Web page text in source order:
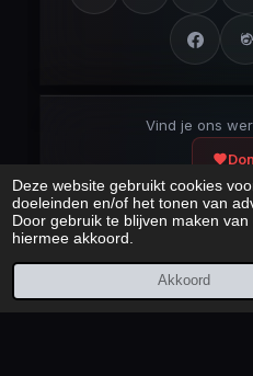
Deze website gebruikt cookies
doeleinden en/of het tonen van
Door gebruik te blijven maken
hiermee akkoord.
Akkoord
Vind je ons
Security Disclaimer
Laatst bijgewerkt: